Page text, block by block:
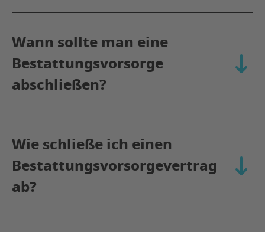
Wann sollte man eine
Bestattungsvorsorge
abschließen?
Wie schließe ich einen
Bestattungsvorsorgevertrag
ab?